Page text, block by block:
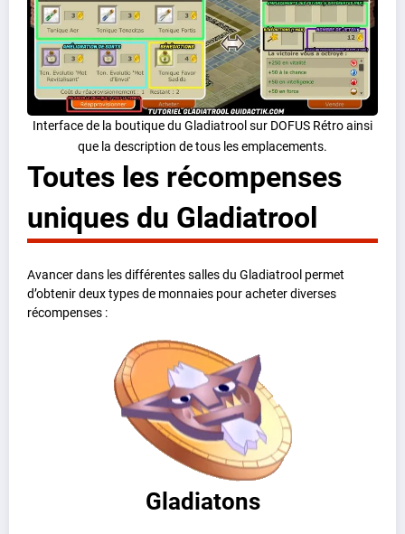
Interface de la boutique du Gladiatrool sur DOFUS Rétro ainsi
que la description de tous les emplacements.
Toutes les récompenses
uniques du Gladiatrool
Avancer dans les différentes salles du Gladiatrool permet
d’obtenir deux types de monnaies pour acheter diverses
récompenses :
Gladiatons